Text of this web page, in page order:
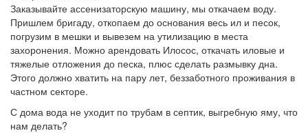
Заказывайте ассенизаторскую машину, мы откачаем воду.
Пришлем бригаду, откопаем до основания весь ил и песок,
погрузим в мешки и вывезем на утилизацию в места
захоронения. Можно арендовать Илосос, откачать иловые и
тяжелые отложения до песка, плюс сделать размывку дна.
Этого должно хватить на пару лет, беззаботного проживания в
частном секторе.
С дома вода не уходит по трубам в септик, выгребную яму, что
нам делать?